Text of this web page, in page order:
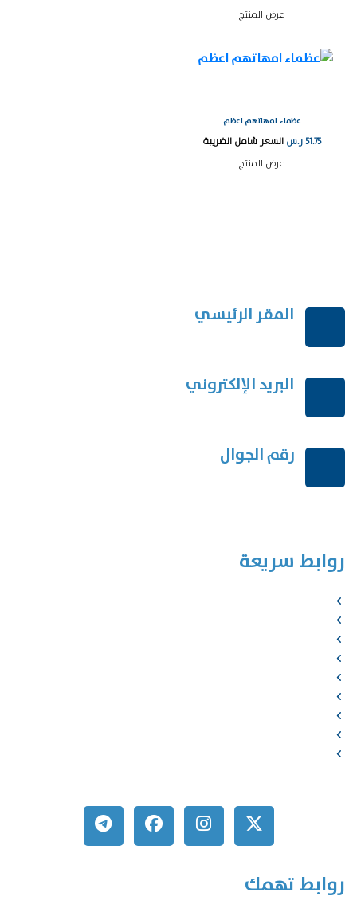
عرض المنتج
عظماء امهاتهم اعظم
51.75 ر.س السعر شامل الضريبة
عرض المنتج
المقر الرئيسي
البريد الإلكتروني
رقم الجوال
روابط سريعة
روابط تهمك